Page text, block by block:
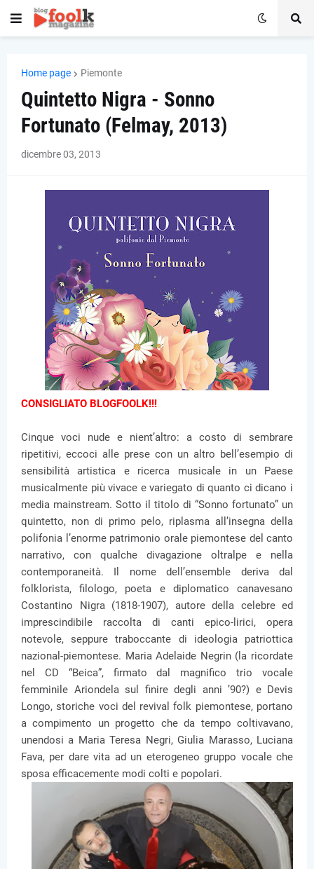
Home page Piemonte
Quintetto Nigra - Sonno
Fortunato (Felmay, 2013)
dicembre 03, 2013
CONSIGLIATO BLOGFOOLK!!!
Cinque voci nude e nient’altro: a costo di sembrare
ripetitivi, eccoci alle prese con un altro bell’esempio di
sensibilità artistica e ricerca musicale in un Paese
musicalmente più vivace e variegato di quanto ci dicano i
media mainstream. Sotto il titolo di “Sonno fortunato” un
quintetto, non di primo pelo, riplasma all’insegna della
polifonia l’enorme patrimonio orale piemontese del canto
narrativo, con qualche divagazione oltralpe e nella
contemporaneità. Il nome dell’ensemble deriva dal
folklorista, filologo, poeta e diplomatico canavesano
Costantino Nigra (1818-1907), autore della celebre ed
imprescindibile raccolta di canti epico-lirici, opera
notevole, seppure traboccante di ideologia patriottica
nazional-piemontese. Maria Adelaide Negrin (la ricordate
nel CD “Beica”, firmato dal magnifico trio vocale
femminile Ariondela sul finire degli anni ’90?) e Devis
Longo, storiche voci del revival folk piemontese, portano
a compimento un progetto che da tempo coltivavano,
unendosi a Maria Teresa Negri, Giulia Marasso, Luciana
Fava, per dare vita ad un eterogeneo gruppo vocale che
sposa efficacemente modi colti e popolari.